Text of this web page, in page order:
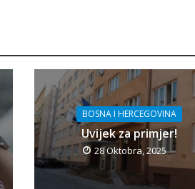
BOSNA I HERCEGOVINA
Uvijek za primjer!
28 Oktobra, 2025